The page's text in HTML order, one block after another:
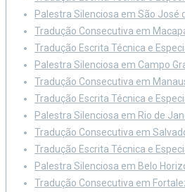
Palestra Silenciosa em São José
Tradução Consecutiva em
Tradução Escrita Técnica e
Palestra Silenciosa em Campo
Tradução Consecutiva em
Tradução Escrita Técnica e
Palestra Silenciosa em Rio de
Tradução Consecutiva em
Tradução Escrita Técnica e
Palestra Silenciosa em Belo
Tradução Consecutiva em